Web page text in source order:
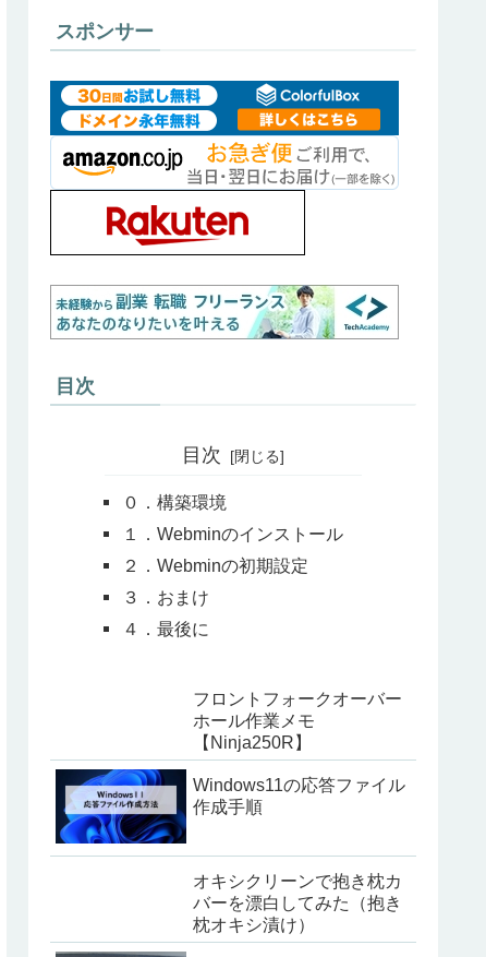
スポンサー
目次
目次
０．構築環境
１．Webminのインストール
２．Webminの初期設定
３．おまけ
４．最後に
フロントフォークオーバー
ホール作業メモ
【Ninja250R】
Windows11の応答ファイル
作成手順
オキシクリーンで抱き枕カ
バーを漂白してみた（抱き
枕オキシ漬け）